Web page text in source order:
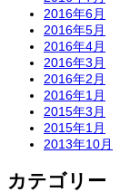
2016年6月
2016年5月
2016年4月
2016年3月
2016年2月
2016年1月
2015年3月
2015年1月
2013年10月
カテゴリー